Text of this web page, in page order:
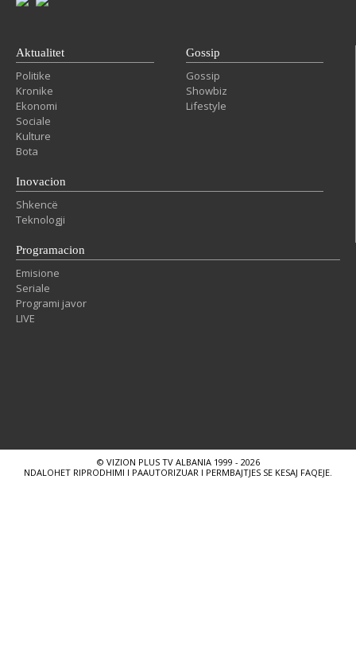
Aktualitet
Politike
Kronike
Ekonomi
Sociale
Kulture
Bota
Gossip
Gossip
Showbiz
Lifestyle
Inovacion
Shkencë
Teknologji
Programacion
Emisione
Seriale
Programi javor
LIVE
© VIZION PLUS TV ALBANIA 1999 - 2026
NDALOHET RIPRODHIMI I PAAUTORIZUAR I PERMBAJTJES SE KESAJ FAQEJE.